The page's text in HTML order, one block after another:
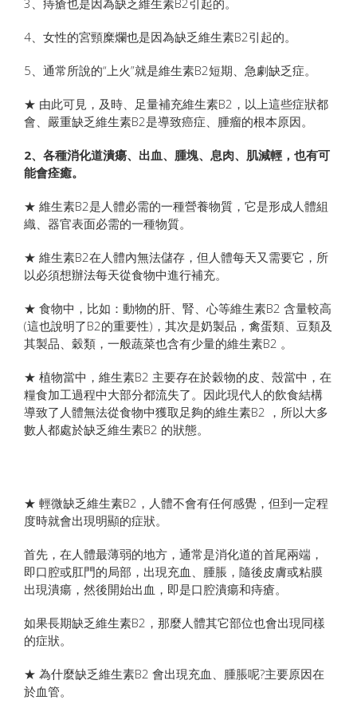
3、痔瘡也是因為缺乏維生素B2引起的。
4、女性的宮頸糜爛也是因為缺乏維生素B2引起的。
5、通常所說的“上火”就是維生素B2短期、急劇缺乏症。
★ 由此可見，及時、足量補充維生素B2，以上這些症狀都
會、嚴重缺乏維生素B2是導致癌症、腫瘤的根本原因。
2、各種消化道潰瘍、出血、腫塊、息肉、肌減輕，也有可
能會痊癒。
★ 維生素B2是人體必需的一種營養物質，它是形成人體組
織、器官表面必需的一種物質。
★ 維生素B2在人體內無法儲存，但人體每天又需要它，所
以必須想辦法每天從食物中進行補充。
★ 食物中，比如：動物的肝、腎、心等維生素B2 含量較高
(這也說明了B2的重要性)，其次是奶製品，禽蛋類、豆類及
其製品、穀類，一般蔬菜也含有少量的維生素B2 。
★ 植物當中，維生素B2 主要存在於穀物的皮、殼當中，在
糧食加工過程中大部分都流失了。因此現代人的飲食結構
導致了人體無法從食物中獲取足夠的維生素B2 ，所以大多
數人都處於缺乏維生素B2 的狀態。
★ 輕微缺乏維生素B2，人體不會有任何感覺，但到一定程
度時就會出現明顯的症狀。
首先，在人體最薄弱的地方，通常是消化道的首尾兩端，
即口腔或肛門的局部，出現充血、腫脹，隨後皮膚或粘膜
出現潰瘍，然後開始出血，即是口腔潰瘍和痔瘡。
如果長期缺乏維生素B2，那麼人體其它部位也會出現同樣
的症狀。
★ 為什麼缺乏維生素B2 會出現充血、腫脹呢?主要原因在
於血管。